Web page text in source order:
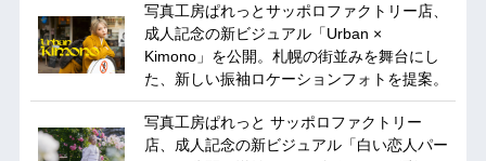
写真工房ぱれっとサッポロファクトリー店、
成人記念の新ビジュアル「Urban ×
Kimono」を公開。札幌の街並みを舞台にし
た、新しい振袖ロケーションフォトを提案。
写真工房ぱれっと サッポロファクトリー
店、成人記念の新ビジュアル「白い恋人パー